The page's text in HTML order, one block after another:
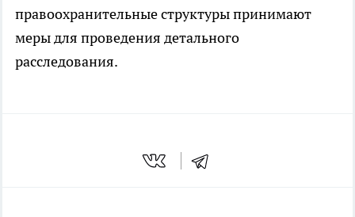
правоохранительные структуры принимают
меры для проведения детального
расследования.